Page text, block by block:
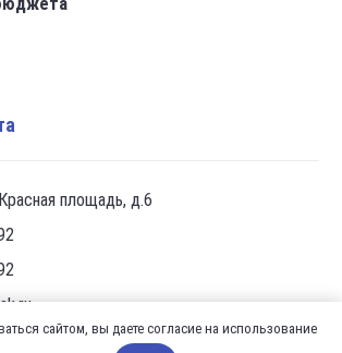
площадь, д.6
сайтом, вы даете согласие на использование